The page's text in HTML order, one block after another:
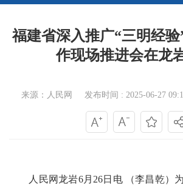
福建省深入推广“三明经
作现场推进会在龙
来源：人民网 发布时间 : 2025-06-27
人民网龙岩6月26日电 （李昌乾）为